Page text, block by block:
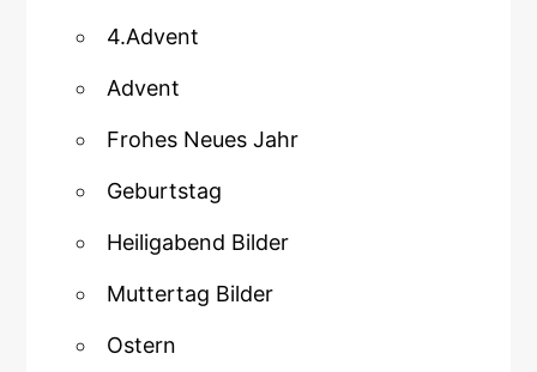
4.Advent
Advent
Frohes Neues Jahr
Geburtstag
Heiligabend Bilder
Muttertag Bilder
Ostern